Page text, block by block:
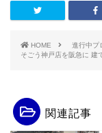
HOME 進行中プ
そごう神戸店を阪急に 建
関連記事